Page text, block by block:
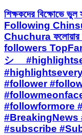
শিক্ষকদের বিক্ষোভে ভুল
Following
Chuchura ফলোয়ার
followers
シ゚
#follower
#followformore
#subscribe